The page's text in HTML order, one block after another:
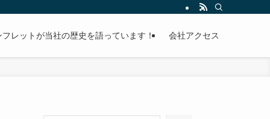
レットが当社の歴史を語っています！ 会社アクセス